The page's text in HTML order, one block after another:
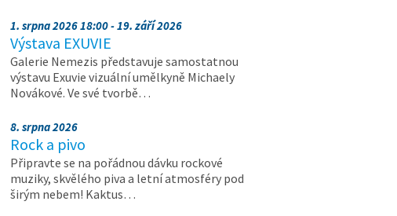
1. srpna 2026 18:00 - 19. září 2026
Výstava EXUVIE
Galerie Nemezis představuje samostatnou
výstavu Exuvie vizuální umělkyně Michaely
Novákové. Ve své tvorbě…
8. srpna 2026
Rock a pivo
Připravte se na pořádnou dávku rockové
muziky, skvělého piva a letní atmosféry pod
širým nebem! Kaktus…